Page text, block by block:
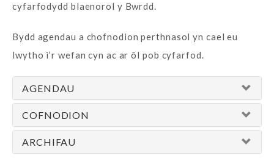
cyfarfodydd blaenorol y Bwrdd.
Bydd agendau a chofnodion perthnasol yn cael eu
lwytho i’r wefan cyn ac ar ôl pob cyfarfod.
AGENDAU
COFNODION
ARCHIFAU